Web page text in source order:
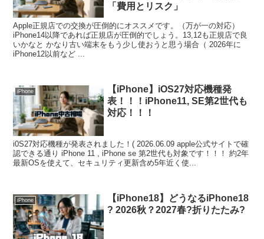
「費用とリスク」
Apple正規店での交換が圧倒的にオススメです。（万が一の対応）
iPhone14以降であれば正規店が圧倒的でしょう。13,12も正規店で良
いかなと かなり古い端末をもう少し使おうと思う場合（ 2026年に
iPhone12以前など ...
iPhone
【iPhone】iOS27対応機種発
表！！！iPhone11, SE第2世代も
対応！！！
i0S27対応機種が発表されました！( 2026.06.09 apple公式サイトで確
認できる通り iPhone 11 , iPhone se 第2世代も対象です！！！ 約2年
最新OSを使えて、セキュリティ更新含め5年近く使...
iPhone
【iPhone18】どうなるiPhone18
? 2026秋？2027春?折りたたみ?